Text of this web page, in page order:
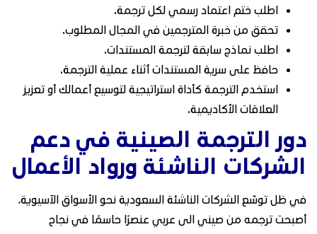
اطلب ختم اعتماد رسمي لكل ترجمة.
تحقق من خبرة المترجمين في المجال المطلوب.
اطلب نماذج سابقة لترجمة المستندات.
حافظ على سرية المستندات أثناء عملية الترجمة.
استخدم الترجمة كأداة استراتيجية لتوسيع أعمالك أو تعزيز
العلاقات الأكاديمية.
دور الترجمة الصينية في دعم
الشركات الناشئة ورواد الأعمال
في ظل توسّع الشركات الناشئة السعودية نحو الأسواق الآسيوية،
أصبحت ترجمه من صيني الى عربي عنصرًا حاسمًا في نجاح